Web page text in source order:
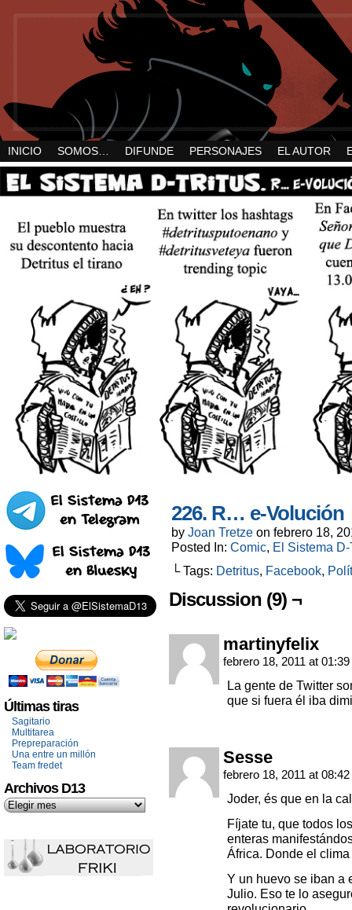
INICIO SOMOS… DIFUNDE PERSONAJES EL AUTOR
Últimas tiras
Sagitario
Multitarea
Prepreparación
Una entre un millón
Team fredet
Archivos D13
226. R… e-Volución
by Joan Tretze on febrero 18,
Posted In: Comic, El Sistema
└ Tags: Detritus, Facebook,
Discussion (9) ¬
martinyfelix
febrero 18, 2011 at 01:39
La gente de Twitter
que si fuera él iba
Sesse
febrero 18, 2011 at 08:42
Joder, és que en la
Fíjate tu, que todos
enteras
África. Donde el
Y un huevo se iban a
Julio. Eso te lo